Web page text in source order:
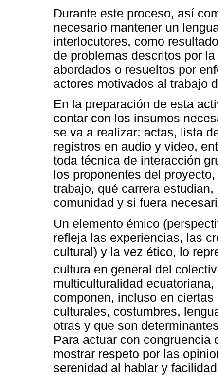
Durante este proceso, así
necesario mantener un
interlocutores, como
de problemas descritos por
abordados o resueltos por
actores motivados al trabajo
En la preparación de esta
contar con los insumos
se va a realizar: actas, lista
registros en audio y video,
toda técnica de interacción
los proponentes del
trabajo, qué carrera
comunidad y si fuera
Un elemento émico
refleja las experiencias, las
cultural) y la vez ético, lo
cultura en general del
multiculturalidad
componen, incluso en
culturales, costumbres,
otras y que son
Para actuar con congruencia
mostrar respeto por las
serenidad al hablar y